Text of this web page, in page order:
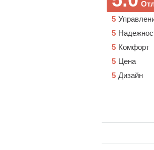
5
5
Комфорт
5
Цена
5
Дизайн
5